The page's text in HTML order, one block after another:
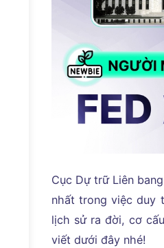
Cục Dự trữ Liên
nhất trong việc duy
lịch sử ra đời, cơ
viết dưới đây nhé!